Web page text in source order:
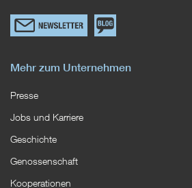
Link
zum
Newsletterformular
Zum
Blog
Mehr zum Unternehmen
Presse
Jobs und Karriere
Geschichte
Genossenschaft
Kooperationen